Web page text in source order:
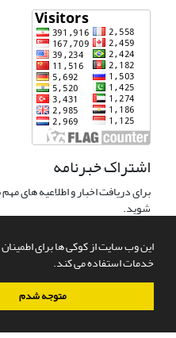
این وب سایت از کوکی ها برای اطمینان
خدمات استفاده می کند.
متوجه شدم
اشتراک خبرنامه
برای دریافت اخبار و اطلاعیه های
شوید.
سامانه مدیریت نشریات علمی.